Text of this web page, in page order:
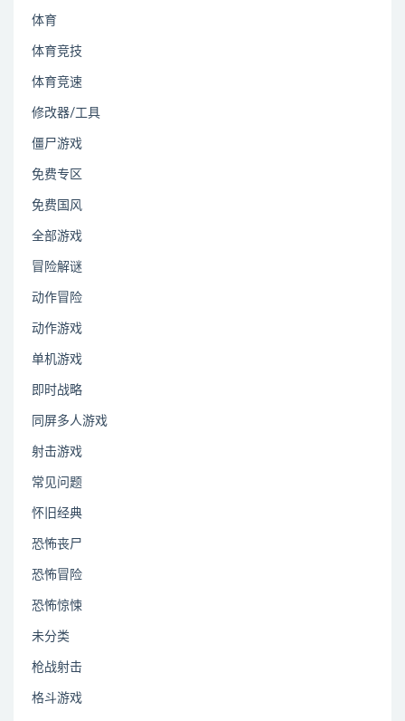
体育
体育竞技
体育竞速
修改器/工具
僵尸游戏
免费专区
免费国风
全部游戏
冒险解谜
动作冒险
动作游戏
单机游戏
即时战略
同屏多人游戏
射击游戏
常见问题
怀旧经典
恐怖丧尸
恐怖冒险
恐怖惊悚
未分类
枪战射击
格斗游戏